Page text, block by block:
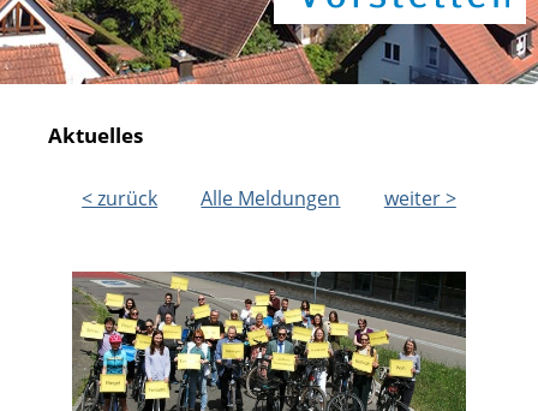
Aktuelles
< zurück Alle Meldungen weiter >